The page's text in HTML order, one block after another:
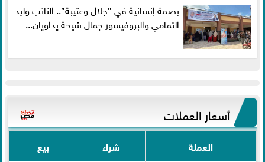
بصمة إنسانية في ”جلال وعتيبة”.. النائب وليد
التمامي والبروفيسور جمال شيحة يداويان...
أسعار العملات
العملة شراء بيع